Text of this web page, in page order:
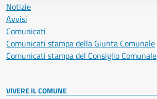
Notizie
Avvisi
Comunicati
Comunicati stampa della Giunta Comunale
Comunicati stampa del Consiglio Comunale
VIVERE IL COMUNE